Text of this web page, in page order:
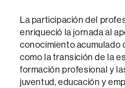
La participación del
enriqueció la jornada al
conocimiento acumulado
como la transición de la
formación profesional y
juventud, educación y